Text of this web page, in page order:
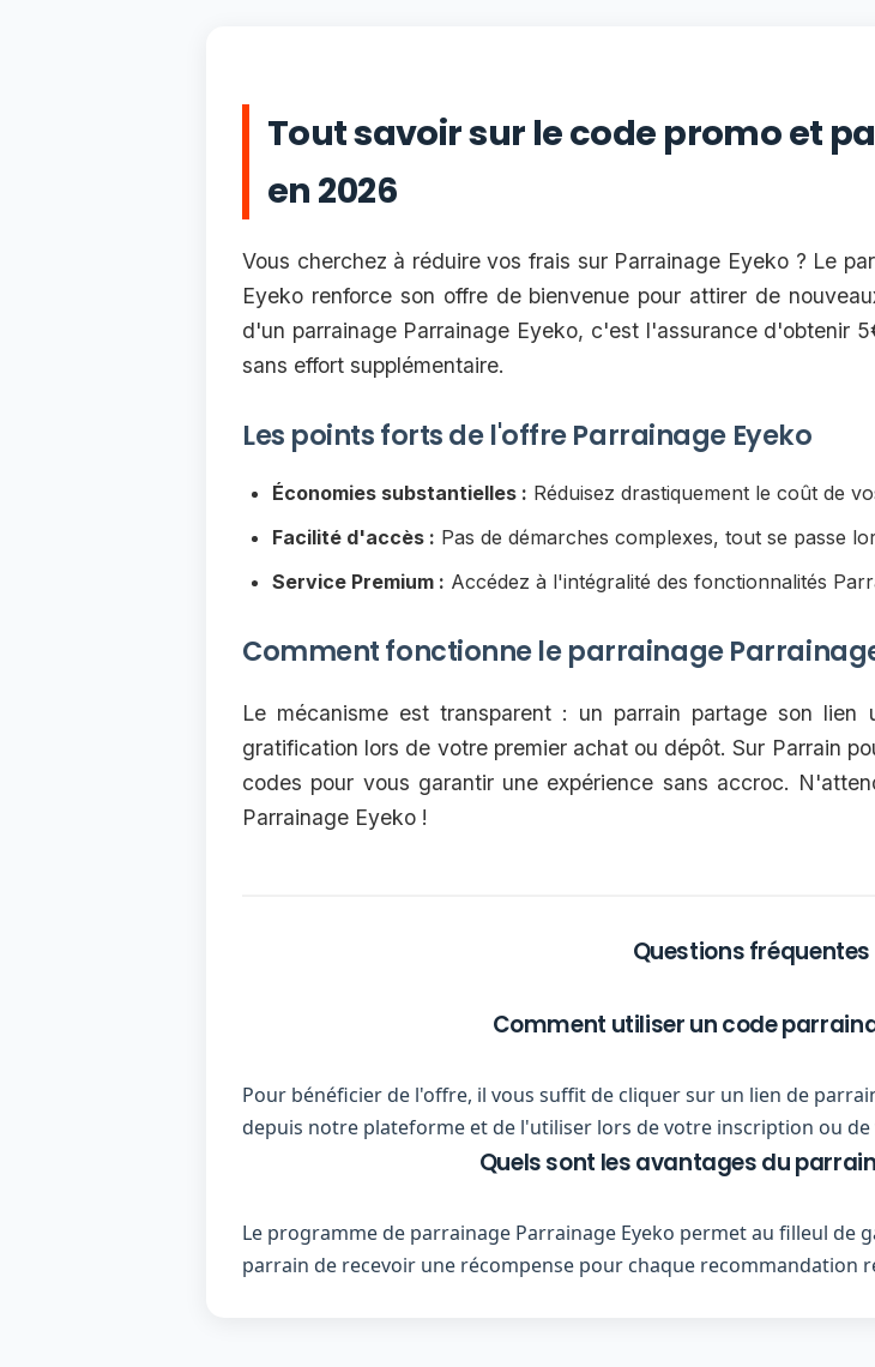
Tout savoir sur le code promo et
en 2026
Vous cherchez à réduire vos frais sur Parrainage Eyeko ? Le
Eyeko renforce son offre de bienvenue pour attirer de
d'un parrainage Parrainage Eyeko, c'est l'assurance d'obtenir
sans effort supplémentaire.
Les points forts de l'offre Parrainage Eyeko
Économies substantielles : Réduisez drastiquement le coût de
Facilité d'accès : Pas de démarches complexes, tout se passe
Service Premium : Accédez à l'intégralité des fonctionnalités
Comment fonctionne le parrainage
Le mécanisme est transparent : un parrain partage son
gratification lors de votre premier achat ou dépôt. Sur Parrain
codes pour vous garantir une expérience sans accroc.
Parrainage Eyeko !
Questions fréquentes
Comment utiliser un code
Pour bénéficier de l'offre, il vous suffit de cliquer sur un lien de
depuis notre plateforme et de l'utiliser lors de votre inscription ou
Quels sont les avantages du
Le programme de parrainage Parrainage Eyeko permet au filleul de
parrain de recevoir une récompense pour chaque recommandation